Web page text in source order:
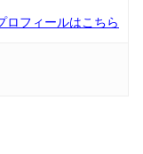
ロフィールはこちら